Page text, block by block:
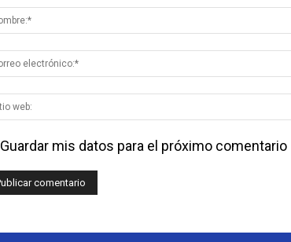
Guardar mis datos para el próximo comentario